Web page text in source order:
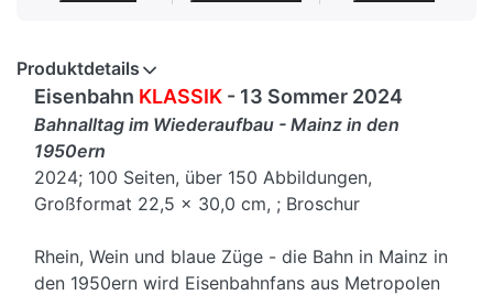
Produktdetails
Eisenbahn KLASSIK - 13 Sommer 2024
Bahnalltag im Wiederaufbau - Mainz in den
1950ern
2024; 100 Seiten, über 150 Abbildungen,
Großformat 22,5 x 30,0 cm, ; Broschur
Rhein, Wein und blaue Züge - die Bahn in Mainz in
den 1950ern wird Eisenbahnfans aus Metropolen